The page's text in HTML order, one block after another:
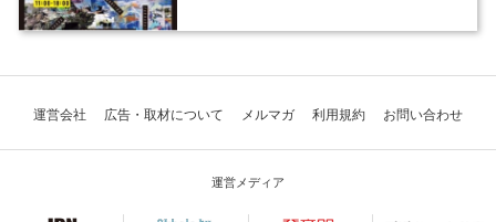
運営会社 広告・取材について メルマガ 利用規約 お問い合わせ
運営メディア